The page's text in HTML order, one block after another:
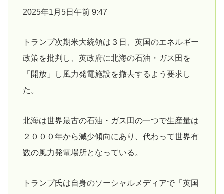
2025年1月5日午前 9:47
トランプ次期米大統領は３日、英国のエネルギー
政策を批判し、英政府に北海の石油・ガス田を
「開放」し風力発電施設を撤去するよう要求し
た。
北海は世界最古の石油・ガス田の一つで生産量は
２０００年から減少傾向にあり、代わって世界有
数の風力発電場所となっている。
トランプ氏は自身のソーシャルメディアで「英国